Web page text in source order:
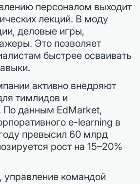
персоналом выходит
лекций. В моду
деловые игры,
Это позволяет
быстрее осваивать
активно внедряют
тимлидов и
По данным EdMarket,
e-learning в
превысил 60 млрд
рост на 15–20%
командой